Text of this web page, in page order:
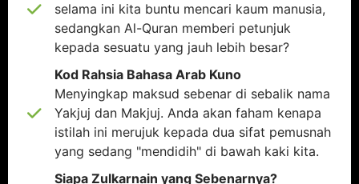
selama ini kita buntu mencari kaum manusia,
sedangkan Al-Quran memberi petunjuk
kepada sesuatu yang jauh lebih besar?
Kod Rahsia Bahasa Arab Kuno
Menyingkap maksud sebenar di sebalik nama
Yakjuj dan Makjuj. Anda akan faham kenapa
istilah ini merujuk kepada dua sifat pemusnah
yang sedang "mendidih" di bawah kaki kita.
Siapa Zulkarnain yang Sebenarnya?